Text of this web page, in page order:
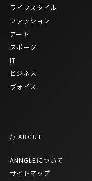
ライフスタイル
ファッション
アート
スポーツ
IT
ビジネス
ヴォイス
// ABOUT
ANNGLEについて
サイトマップ